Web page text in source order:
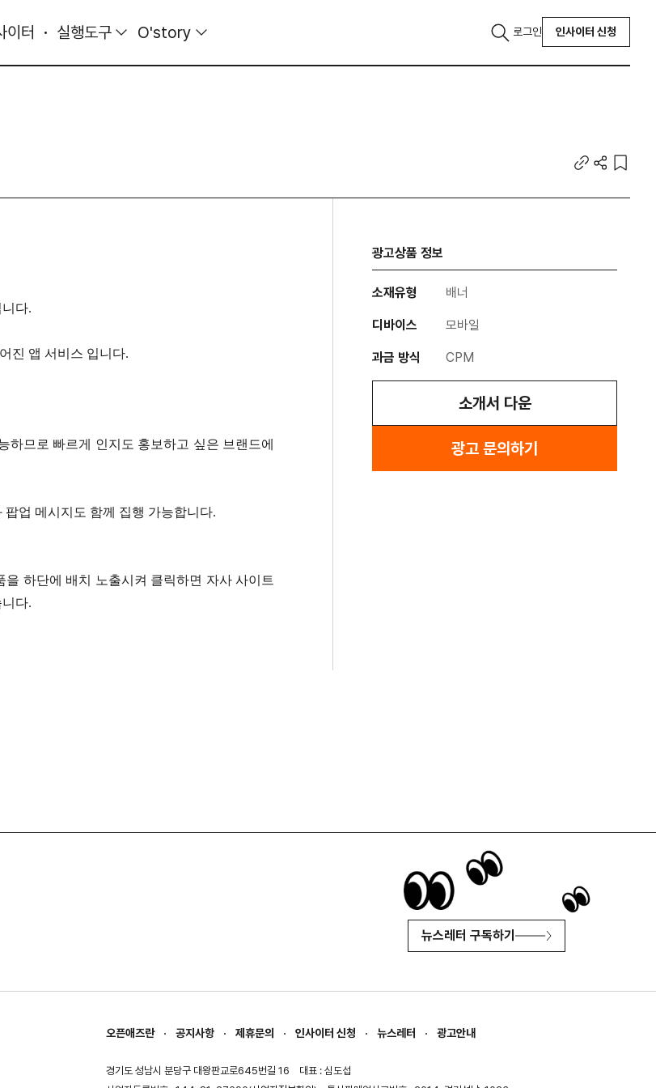
이터 실행도구 O'story 로그인 인사이터 신청
다.
진 앱 서비스 입니다.
므로 빠르게 인지도 홍보하고 싶은 브랜드에
업 메시지도 함께 집행 가능합니다.
하단에 배치 노출시켜 클릭하면 자사 사이트
다.
광고상품 정보
소재유형 배너
디바이스 모바일
과금 방식 CPM
소개서 다운
광고 문의하기
뉴스레터 구독하기
오픈애즈란 공지사항 제휴문의 인사이터 신청 뉴스레터 광고안내
경기도 성남시 분당구 대왕판교로645번길 16
대표 : 심도섭